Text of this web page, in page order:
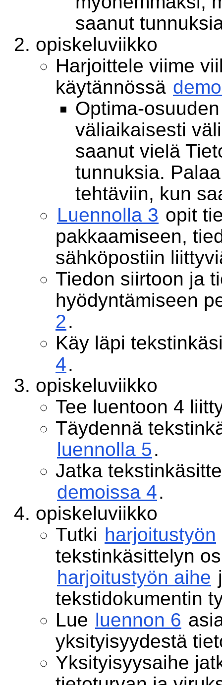
saanut
opiskeluviikko
Harjoittele viime
käytännössä
Optima-
väliaikaisesti
saanut vielä
tunnuksia.
tehtäviin, kun
Luennolla 3 opit
pakkaamiseen,
sähköpostiin
Tiedon siirtoon ja
hyödyntämiseen
2.
Käy läpi
4.
opiskeluviikko
Tee luentoon 4
Täydennä
luennolla 5.
Jatka
demoissa 4.
opiskeluviikko
Tutki harjoitustyön
tekstinkäsittelyn
harjoitustyön aihe
tekstidokumentin
Lue luennon 6
yksityisyydestä
Yksityisyysaihe